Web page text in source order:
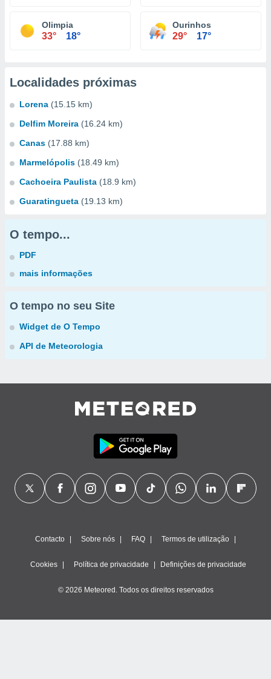
Olimpia
33° 18°
Ourinhos
29° 17°
Localidades próximas
Lorena (15.15 km)
Delfim Moreira (16.24 km)
Canas (17.88 km)
Marmelópolis (18.49 km)
Cachoeira Paulista (18.9 km)
Guaratingueta (19.13 km)
O tempo...
PDF
mais informações
O tempo no seu Site
Widget de O Tempo
API de Meteorologia
Contacto Sobre nós FAQ Termos de utilização
Cookies Política de privacidade Definições de privacidade
© 2026 Meteored. Todos os direitos reservados